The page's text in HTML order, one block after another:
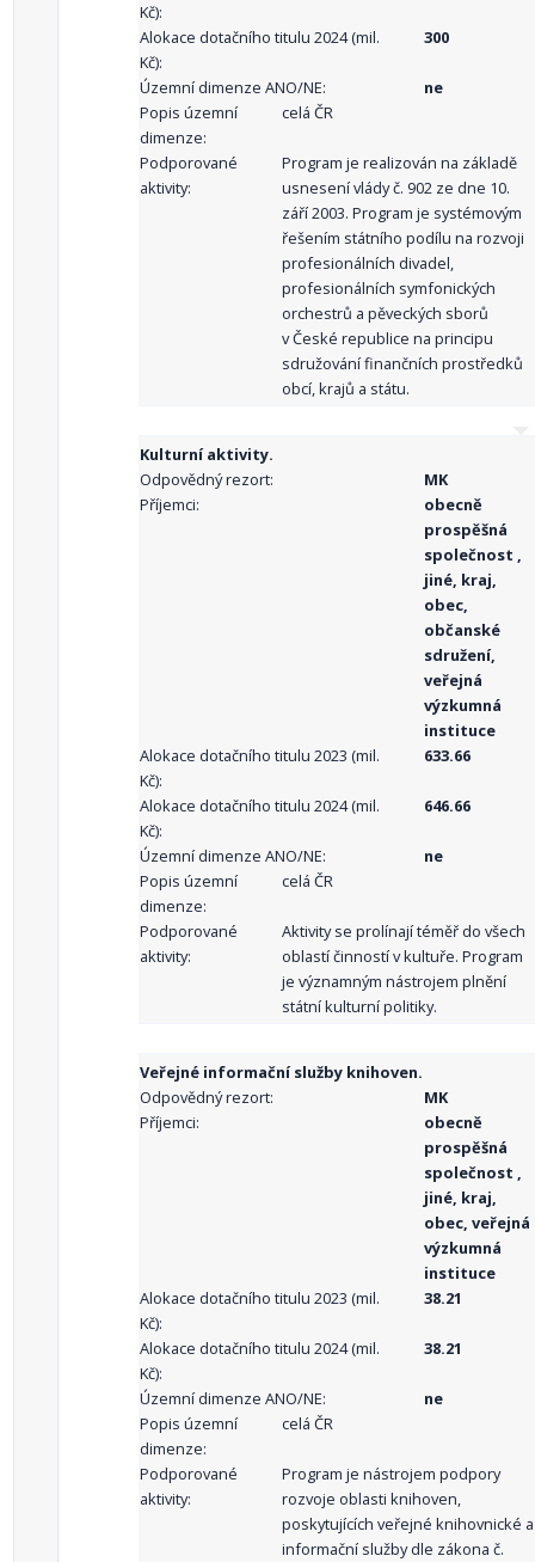
Kč):
Alokace dotačního titulu 2024 (mil.
Kč):
300
Územní dimenze ANO/NE:
ne
Popis územní
dimenze:
celá ČR
Podporované
aktivity:
Program je realizován na základě
usnesení vlády č. 902 ze dne 10.
září 2003. Program je systémovým
řešením státního podílu na rozvoji
profesionálních divadel,
profesionálních symfonických
orchestrů a pěveckých sborů
v České republice na principu
sdružování finančních prostředků
obcí, krajů a státu.
Kulturní aktivity.
Odpovědný rezort:
MK
Příjemci:
obecně
prospěšná
společnost ,
jiné, kraj,
obec,
občanské
sdružení,
veřejná
výzkumná
instituce
Alokace dotačního titulu 2023 (mil.
Kč):
633.66
Alokace dotačního titulu 2024 (mil.
Kč):
646.66
Územní dimenze ANO/NE:
ne
Popis územní
dimenze:
celá ČR
Podporované
aktivity:
Aktivity se prolínají téměř do všech
oblastí činností v kultuře. Program
je významným nástrojem plnění
státní kulturní politiky.
Veřejné informační služby knihoven.
Odpovědný rezort:
MK
Příjemci:
obecně
prospěšná
společnost ,
jiné, kraj,
obec, veřejná
výzkumná
instituce
Alokace dotačního titulu 2023 (mil.
Kč):
38.21
Alokace dotačního titulu 2024 (mil.
Kč):
38.21
Územní dimenze ANO/NE:
ne
Popis územní
dimenze:
celá ČR
Podporované
aktivity:
Program je nástrojem podpory
rozvoje oblasti knihoven,
poskytujících veřejné knihovnické a
informační služby dle zákona č.